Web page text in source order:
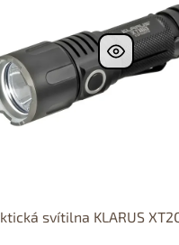
svítilna KLARUS